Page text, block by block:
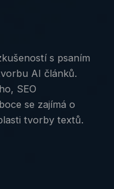
s psaním
AI článků.
SEO
se zajímá o
tvorby textů.